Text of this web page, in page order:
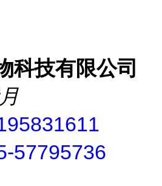
科技有限公司
57795736